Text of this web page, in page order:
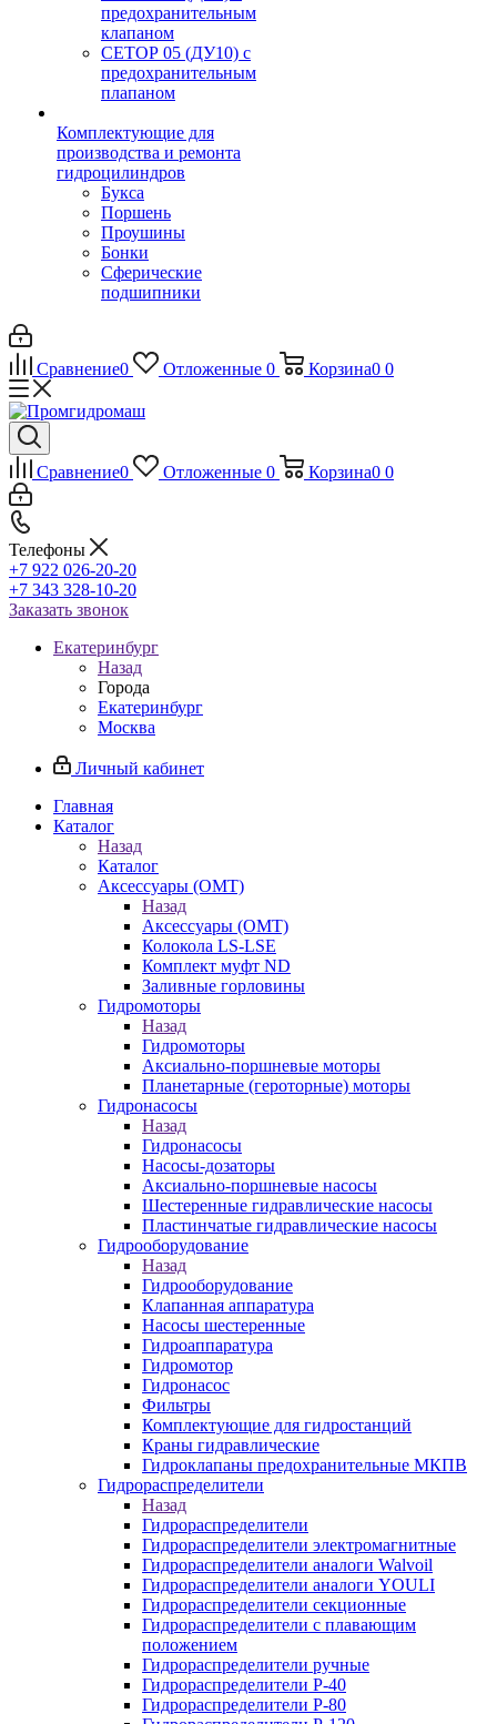
предохранительным
клапаном
CЕТОР 05 (ДУ10) с
предохранительным
плапаном
Комплектующие для
производства и ремонта
гидроцилиндров
Букса
Поршень
Проушины
Бонки
Сферические
подшипники
Сравнение0 Отложенные 0 Корзина0 0
Сравнение0 Отложенные 0 Корзина0 0
Телефоны
+7 922 026-20-20
+7 343 328-10-20
Заказать звонок
Екатеринбург
Назад
Города
Екатеринбург
Москва
Личный кабинет
Главная
Каталог
Назад
Каталог
Аксессуары (OMT)
Назад
Аксессуары (OMT)
Колокола LS-LSE
Комплект муфт ND
Заливные горловины
Гидромоторы
Назад
Гидромоторы
Аксиально-поршневые моторы
Планетарные (героторные) моторы
Гидронасосы
Назад
Гидронасосы
Насосы-дозаторы
Аксиально-поршневые насосы
Шестеренные гидравлические насосы
Пластинчатые гидравлические насосы
Гидрооборудование
Назад
Гидрооборудование
Клапанная аппаратура
Насосы шестеренные
Гидроаппаратура
Гидромотор
Гидронасос
Фильтры
Комплектующие для гидростанций
Краны гидравлические
Гидроклапаны предохранительные МКПВ
Гидрораспределители
Назад
Гидрораспределители
Гидрораспределители электромагнитные
Гидрораспределители аналоги Walvoil
Гидрораспределители аналоги YOULI
Гидрораспределители секционные
Гидрораспределители с плавающим
положением
Гидрораспределители ручные
Гидрораспределители Р-40
Гидрораспределители Р-80